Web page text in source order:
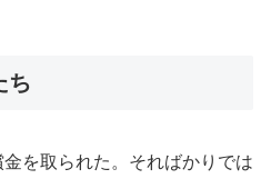
ち
を取られた。そればかりでは